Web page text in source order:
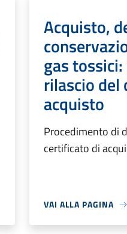
Acquisto,
gas
rilascio
acquisto
Procedimento di
certificato di
VAI ALLA PAGINA